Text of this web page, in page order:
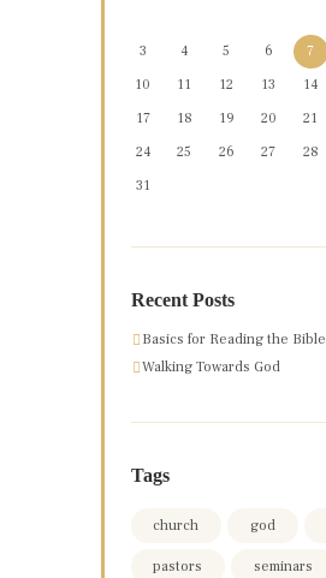
3
4 5 6 7
10
11 12 13 14
17
18 19 20 21
24
25 26 27 28
31
Recent Posts
Basics for Reading the Bible
Walking Towards God
Tags
church god
pastors seminars